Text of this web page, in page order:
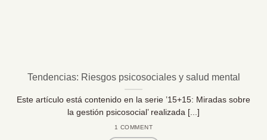
Tendencias: Riesgos psicosociales y salud mental
Este artículo está contenido en la serie ’15+15: Miradas sobre
la gestión psicosocial’ realizada [...]
1 COMMENT